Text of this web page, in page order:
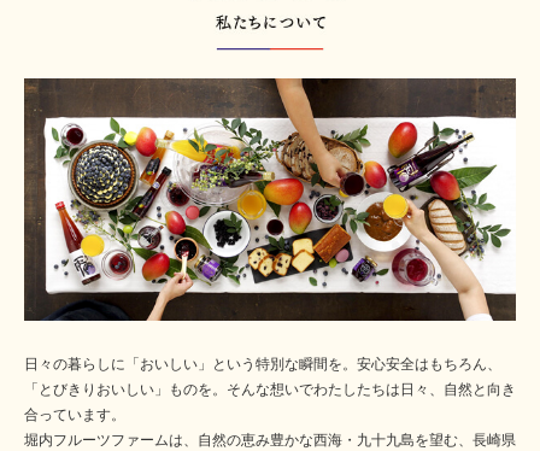
日々の暮らしに「おいしい」という特別な瞬間を。安心安全はもちろん、
「とびきりおいしい」ものを。そんな想いでわたしたちは日々、自然と向き
合っています。
堀内フルーツファームは、自然の恵み豊かな西海・九十九島を望む、長崎県